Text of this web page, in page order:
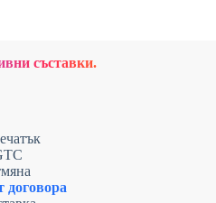
съставки.
договора